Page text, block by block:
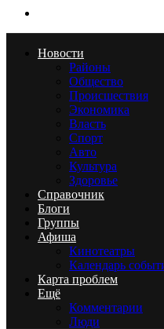
Новости
Районы
Общество
Происшествия
Экономика
Власть
Спорт
Авто
Культура
Здоровье
Справочник
Блоги
Группы
Афиша
Кинотеатры
Календарь
Карта проблем
Ещё
Комментарии
Люди